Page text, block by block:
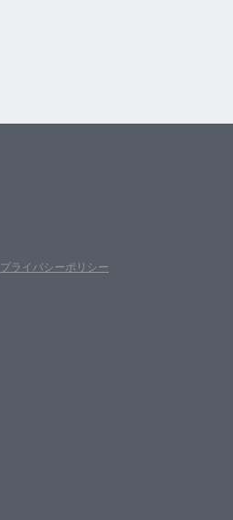
プライバシーポリシー